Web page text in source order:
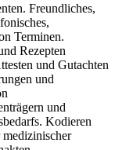
Freundliches,
Terminen.
Rezepten
und Gutachten
und
und
Kodieren